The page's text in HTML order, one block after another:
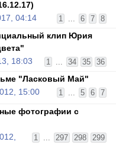
1 ... 6 7 8
04:14
клип Юрия
1 ... 34 35 36
18:03
"Ласковый Май"
1 ... 5 6 7
15:00
фотографии с
1 ... 297 298 299